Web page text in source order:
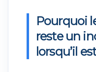
Pourquoi
reste un
lorsqu’il